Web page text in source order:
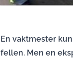
En vaktmester
fellen. Men en